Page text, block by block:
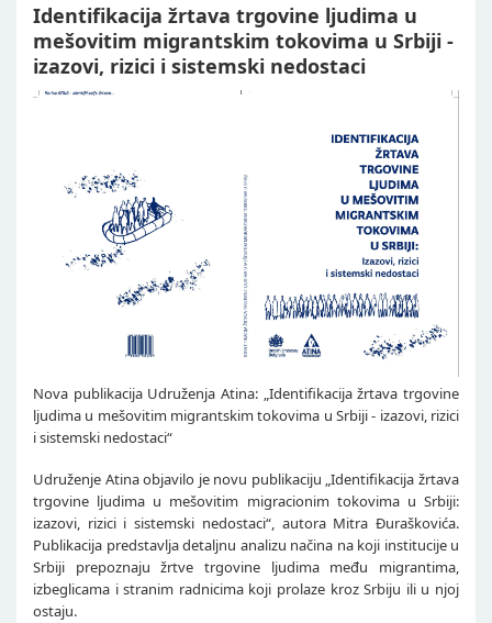
Identifikacija žrtava trgovine ljudima u
mešovitim migrantskim tokovima u Srbiji -
izazovi, rizici i sistemski nedostaci
Nova publikacija Udruženja Atina: „Identifikacija žrtava trgovine
ljudima u mešovitim migrantskim tokovima u Srbiji - izazovi, rizici
i sistemski nedostaci“
Udruženje Atina objavilo je novu publikaciju „Identifikacija žrtava
trgovine ljudima u mešovitim migracionim tokovima u Srbiji:
izazovi, rizici i sistemski nedostaci“, autora Mitra Đuraškovića.
Publikacija predstavlja detaljnu analizu načina na koji institucije u
Srbiji prepoznaju žrtve trgovine ljudima među migrantima,
izbeglicama i stranim radnicima koji prolaze kroz Srbiju ili u njoj
ostaju.